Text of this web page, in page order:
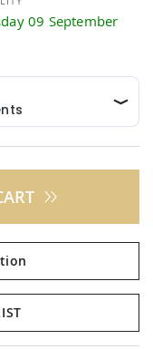
09 September